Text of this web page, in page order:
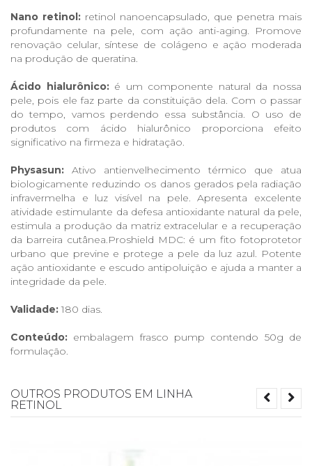
Nano retinol: retinol nanoencapsulado, que penetra mais
profundamente na pele, com ação anti-aging. Promove
renovação celular, síntese de colágeno e ação moderada
na produção de queratina.
Ácido hialurônico:é um componente natural da nossa
pele, pois ele faz parte da constituição dela. Com o passar
do tempo, vamos perdendo essa substância. O uso de
produtos com ácido hialurônico proporciona efeito
significativo na firmeza e hidratação.
Physasun: Ativo antienvelhecimento térmico que atua
biologicamente reduzindo os danos gerados pela radiação
infravermelha e luz visível na pele. Apresenta excelente
atividade estimulante da defesa antioxidante natural da pele,
estimula a produção da matriz extracelular e a recuperação
da barreira cutânea.Proshield MDC: é um fito fotoprotetor
urbano que previne e protege a pele da luz azul. Potente
ação antioxidante e escudo antipoluição e ajuda a manter a
integridade da pele.
Validade:180 dias.
Conteúdo: embalagem frasco pump contendo 50g de
formulação.
OUTROS PRODUTOS EM LINHA
RETINOL